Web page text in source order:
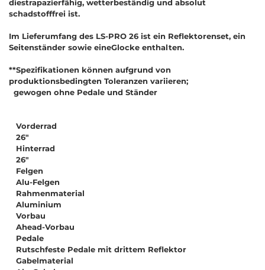
diestrapazierfähig, wetterbeständig und absolut
schadstofffrei ist.
Im Lieferumfang des LS-PRO 26 ist ein Reflektorenset, ein
Seitenständer sowie eineGlocke enthalten.
**Spezifikationen können aufgrund von
produktionsbedingten Toleranzen variieren;
gewogen ohne Pedale und Ständer
Vorderrad
26"
Hinterrad
26"
Felgen
Alu-Felgen
Rahmenmaterial
Aluminium
Vorbau
Ahead-Vorbau
Pedale
Rutschfeste Pedale mit drittem Reflektor
Gabelmaterial